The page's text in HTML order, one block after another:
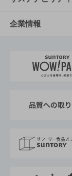
栄養成分一覧
工場見学
地域情報
サントリーホー
サントリーサ
サステナビリ
サントリーが
企業情報
企業概要
採用情報